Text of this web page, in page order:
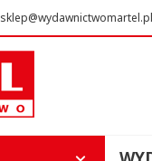
sklep@wydawnictwomartel.pl